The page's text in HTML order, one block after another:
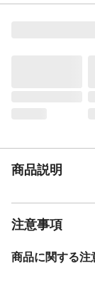
商品説明
注意事項
商品に関する注